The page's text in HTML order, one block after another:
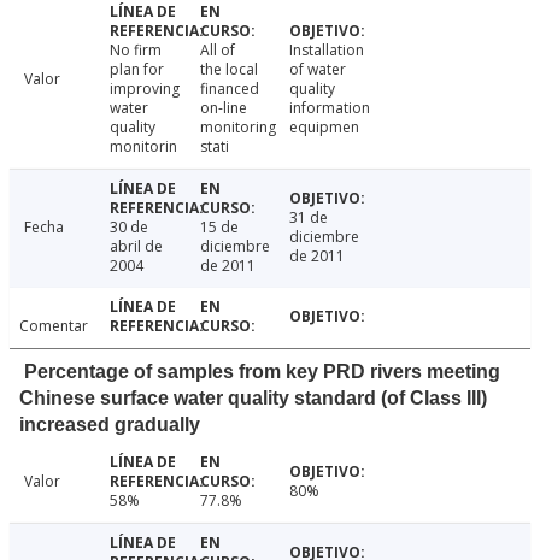
Valor
No firm
plan for
improving
water
quality
monitorin
All of
the local
financed
on-line
monitoring
stati
Installation
of water
quality
information
equipmen
Fecha
30 de
abril de
2004
15 de
diciembre
de 2011
31 de
diciembre
de 2011
Comentar
Percentage of samples from key PRD rivers meeting
Chinese surface water quality standard (of Class III)
increased gradually
Valor
58%
77.8% 80%